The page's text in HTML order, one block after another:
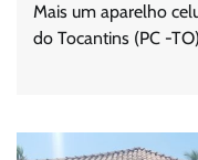
Mais um aparelho
do Tocantins (PC -